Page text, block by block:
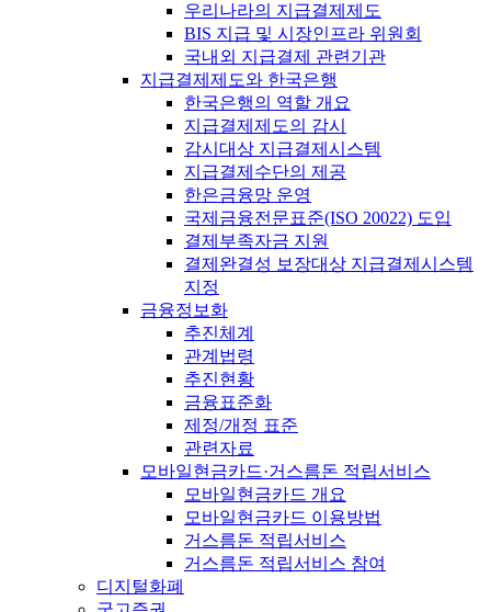
우리나라의 지급결제제도
BIS 지급 및 시장인프라 위원회
국내외 지급결제 관련기관
지급결제제도와 한국은행
한국은행의 역할 개요
지급결제제도의 감시
감시대상 지급결제시스템
지급결제수단의 제공
한은금융망 운영
국제금융전문표준(ISO 20022) 도입
결제부족자금 지원
결제완결성 보장대상 지급결제시스템
지정
금융정보화
추진체계
관계법령
추진현황
금융표준화
제정/개정 표준
관련자료
모바일현금카드·거스름돈 적립서비스
모바일현금카드 개요
모바일현금카드 이용방법
거스름돈 적립서비스
거스름돈 적립서비스 참여
디지털화폐